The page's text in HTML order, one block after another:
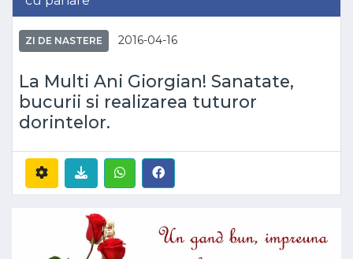
ZI DE NASTERE 2016-04-16
La Multi Ani Giorgian! Sanatate,
bucurii si realizarea tuturor
dorintelor.